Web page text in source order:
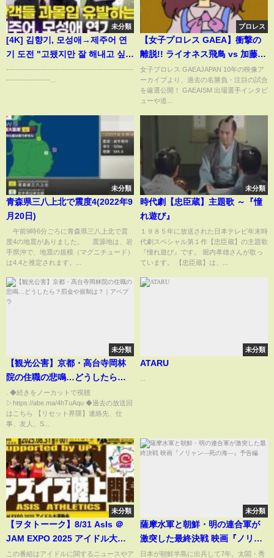
未分類
[4K] 김향기, 모성애→제주어 연
기 도전 "고됐지만 잘 해내고 싶었
다" | Kim Hyang Gi '한란' 언론
시사회
----------------------------------------------------
------------------...
プロレス
【女子プロレス GAEA】衝撃の
離脱!! ライオネス飛鳥 vs 加藤園
子 1999年8月15日 東京・後楽園
ホール
女子プロレス GAEAJAPAN 10年の映像ア
ーカイブより、過去の名勝負・注目の試合
を厳選公開！ GAEAISM 出場選手インタビ
ューや道...
未分類
青森県三八上北で震度4(2022年9
月20日)
午前9時6分ごろに青森県三八上北で震
度4の地震がありました。 震源地は、岩
手県沖で、地震の規模（マグニチュード）
は4.4と推定されます。...
未分類
時代劇【忠臣蔵】主題歌 ～『憧
れ遊び』
１９８５年に放送された日本テレビ年末時
代劇スペシャル第１作【忠臣蔵】の主題歌
『憧れ遊び』です。 堀内孝雄さんが歌っ
ています。 【忠臣蔵】は、...
未分類
【観光公害】京都・高台寺岡林
院の住職の悲鳴…どうしたら？
罰金や規制は？｜アベプラ
. ◆続きをノーカットで視聴
▷https://abe.ma/4hTuAqu ◆過去の放送回
はこちら 【リセット界隈】連絡先、仕
事、友人、S...
未分類
ATARU
未分類
【ヲタトーーク】8/31 AsIs ＠
JAM EXPO 2025 アイドル大運
動会
この番組はアイドルに関するニュースやア
未分類
薩摩水軍と朝鮮・明の連合軍が
激突した最終決戦 映画『ノリャ
ン―死の海―』予告編
日本が朝鮮半島に出兵して7年。太閤・秀